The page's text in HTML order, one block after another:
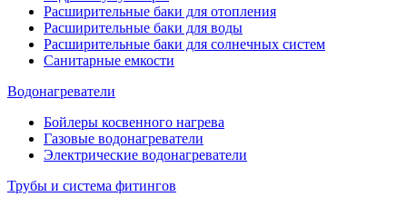
Расширительные баки для отопления
Расширительные баки для воды
Расширительные баки для солнечных систем
Санитарные емкости
Водонагреватели
Бойлеры косвенного нагрева
Газовые водонагреватели
Электрические водонагреватели
Трубы и система фитингов